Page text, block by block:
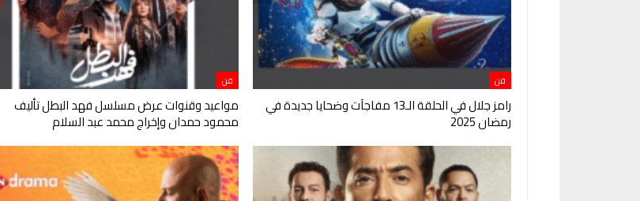
فن
رامز جلال في الحلقة الـ13 مفاجآت وضحايا جديدة في
رمضان 2025
فن
مواعيد وقنوات عرض مسلسل فهد البطل تأليف
محمود حمدان وإخراج محمد عبد السلام